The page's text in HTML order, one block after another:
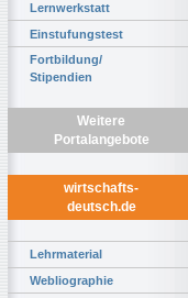
Lernwerkstatt
Einstufungstest
Fortbildung/
Stipendien
Weitere
Portalangebote
wirtschafts-
deutsch.de
Lehrmaterial
Webliographie